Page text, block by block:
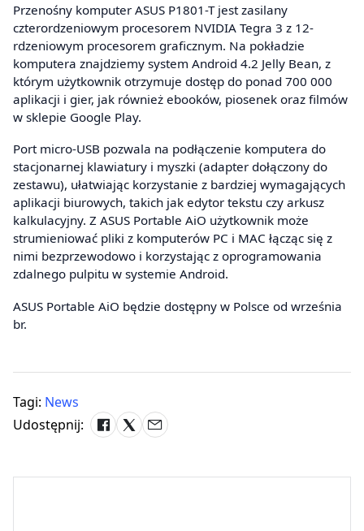
Przenośny komputer ASUS P1801-T jest zasilany
czterordzeniowym procesorem NVIDIA Tegra 3 z 12-
rdzeniowym procesorem graficznym. Na pokładzie
komputera znajdziemy system Android 4.2 Jelly Bean, z
którym użytkownik otrzymuje dostęp do ponad 700 000
aplikacji i gier, jak również ebooków, piosenek oraz filmów
w sklepie Google Play.
Port micro-USB pozwala na podłączenie komputera do
stacjonarnej klawiatury i myszki (adapter dołączony do
zestawu), ułatwiając korzystanie z bardziej wymagających
aplikacji biurowych, takich jak edytor tekstu czy arkusz
kalkulacyjny. Z ASUS Portable AiO użytkownik może
strumieniować pliki z komputerów PC i MAC łącząc się z
nimi bezprzewodowo i korzystając z oprogramowania
zdalnego pulpitu w systemie Android.
ASUS Portable AiO będzie dostępny w Polsce od września
br.
Tagi: News
Udostępnij: